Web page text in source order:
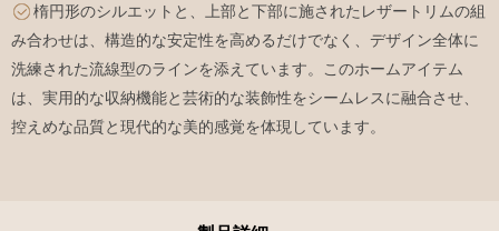
楕円形のシルエットと、上部と下部に施されたレザートリムの組
み合わせは、構造的な安定性を高めるだけでなく、デザイン全体に
洗練された流線型のラインを添えています。このホームアイテム
は、実用的な収納機能と芸術的な装飾性をシームレスに融合させ、
控えめな品質と現代的な美的感覚を体現しています。